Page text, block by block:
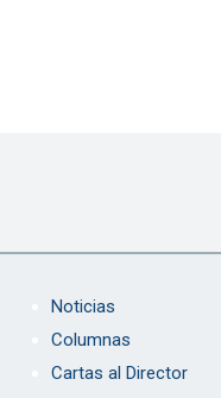
Noticias
Columnas
Cartas al Director